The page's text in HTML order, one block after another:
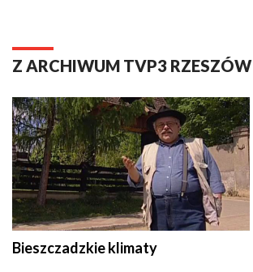
Z ARCHIWUM TVP3 RZESZÓW
Bieszczadzkie klimaty